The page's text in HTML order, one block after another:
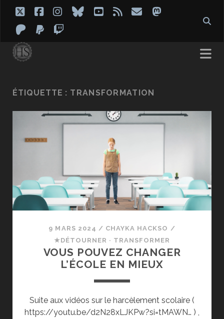
twitterfacebook
instagram
blueskyyoutube
rss emailmastodon
patreon
paypal
ÉTIQUETTE : TRANSFORMATION
9 MARS 2024 / CHAYKA HACKSO /
★DÉTOURNER · TRANSFORMER
VOUS POUVEZ CHANGER
L’ÉCOLE EN MIEUX
Suite aux vidéos sur le harcèlement scolaire (
https://youtu.be/d2N28xLJKPw?si=tMAWN… ) ,